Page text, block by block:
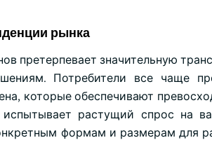
рынка
претерпевает значительную
Потребители все чаще
которые обеспечивают
растущий спрос на
формам и размерам для